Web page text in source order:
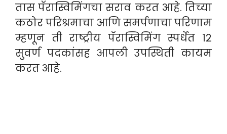
तास पॅरास्विमिंगचा सराव करत आहे. तिच्या
कठोर परिश्रमाचा आणि समर्पणाचा परिणाम
म्हणून ती राष्ट्रीय पॅरास्विमिंग स्पर्धेत 12
सुवर्ण पदकांसह आपली उपस्थिती कायम
करत आहे.